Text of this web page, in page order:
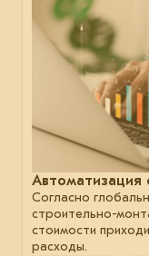
Автоматизация
Согласно
строительно-
стоимости
расходы.